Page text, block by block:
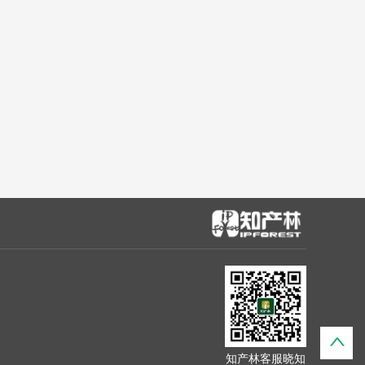
知产林客服晓知